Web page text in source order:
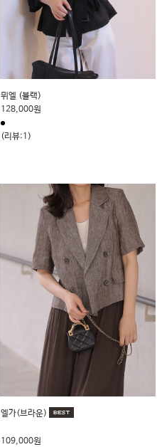
뮈엘 (블랙)
128,000원
(리뷰:1)
엘가(브라운)
109,000원